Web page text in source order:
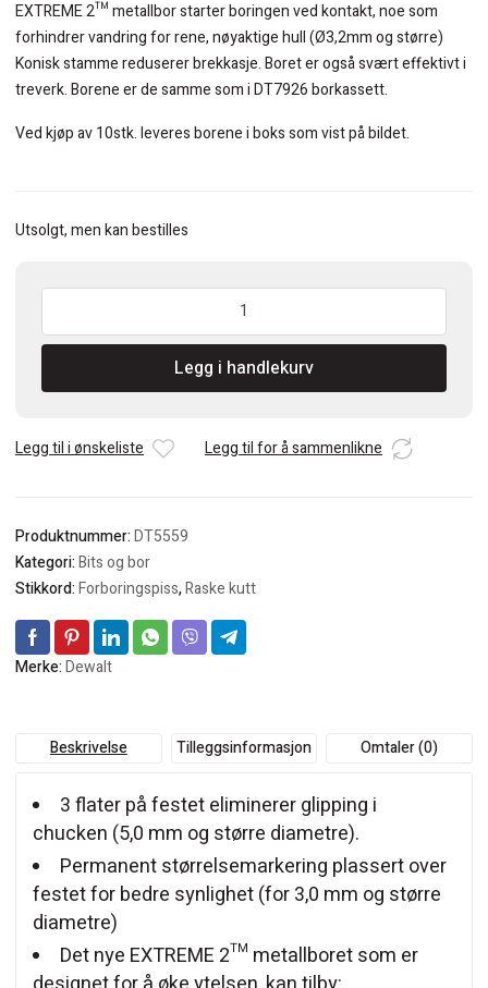
EXTREME 2™ metallbor starter boringen ved kontakt, noe som
forhindrer vandring for rene, nøyaktige hull (Ø3,2mm og større)
Konisk stamme reduserer brekkasje. Boret er også svært effektivt i
treverk. Borene er de samme som i DT7926 borkassett.
Ved kjøp av 10stk. leveres borene i boks som vist på bildet.
Utsolgt, men kan bestilles
DeWalt
2™
Ø11mm
stk.
Legg i handlekurv
Legg til i ønskeliste Legg til for å sammenlikne
Produktnummer:DT5559
Kategori:Bits og bor
Stikkord:Forboringspiss,Raske kutt
Merke:Dewalt
Beskrivelse Tilleggsinformasjon Omtaler (0)
3 flater på festet eliminerer glipping i
chucken (5,0 mm og større diametre).
Permanent størrelsemarkering plassert over
festet for bedre synlighet (for 3,0 mm og større
diametre)
Det nye EXTREME 2™ metallboret som er